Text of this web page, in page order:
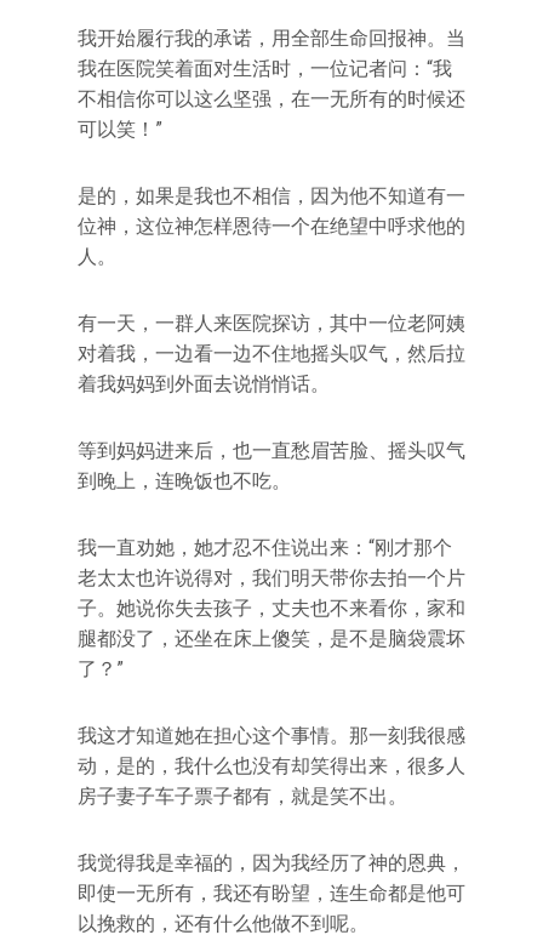
我开始履行我的承诺，用全部生命回报神。当
我在医院笑着面对生活时，一位记者问：“我
不相信你可以这么坚强，在一无所有的时候还
可以笑！”
是的，如果是我也不相信，因为他不知道有一
位神，这位神怎样恩待一个在绝望中呼求他的
人。
有一天，一群人来医院探访，其中一位老阿姨
对着我，一边看一边不住地摇头叹气，然后拉
着我妈妈到外面去说悄悄话。
等到妈妈进来后，也一直愁眉苦脸、摇头叹气
到晚上，连晚饭也不吃。
我一直劝她，她才忍不住说出来：“刚才那个
老太太也许说得对，我们明天带你去拍一个片
子。她说你失去孩子，丈夫也不来看你，家和
腿都没了，还坐在床上傻笑，是不是脑袋震坏
了？”
我这才知道她在担心这个事情。那一刻我很感
动，是的，我什么也没有却笑得出来，很多人
房子妻子车子票子都有，就是笑不出。
我觉得我是幸福的，因为我经历了神的恩典，
即使一无所有，我还有盼望，连生命都是他可
以挽救的，还有什么他做不到呢。